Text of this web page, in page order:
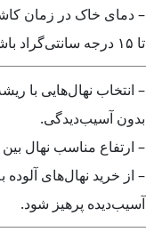
تا ۱۵ درجه سانتی‌گراد باشد.
– انتخاب نهال‌هایی با
بدون آسیب‌دیدگی.
– ارتفاع مناسب نهال بین ۱ تا ۱.۵ متر.
– از خرید نهال‌های آلوده
آسیب‌دیده پرهیز شود.